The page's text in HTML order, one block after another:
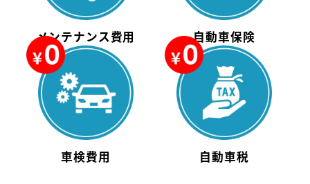
メンテナンス費用 自動車保険
車検費用 自動車税